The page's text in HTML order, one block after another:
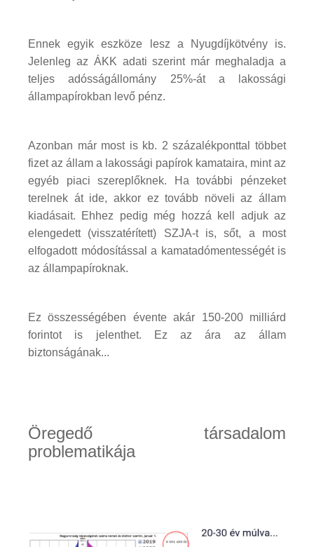
Ennek egyik eszköze lesz a Nyugdíjkötvény is.
Jelenleg az ÁKK adati szerint már meghaladja a
teljes adósságállomány 25%-át a lakossági
állampapírokban levő pénz.
Azonban már most is kb. 2 százalékponttal többet
fizet az állam a lakossági papírok kamataira, mint az
egyéb piaci szereplőknek. Ha további pénzeket
terelnek át ide, akkor ez tovább növeli az állam
kiadásait. Ehhez pedig még hozzá kell adjuk az
elengedett (visszatérített) SZJA-t is, sőt, a most
elfogadott módosítással a kamatadómentességét is
az állampapíroknak.
Ez összességében évente akár 150-200 milliárd
forintot is jelenthet. Ez az ára az állam
biztonságának...
Öregedő társadalom
problematikája